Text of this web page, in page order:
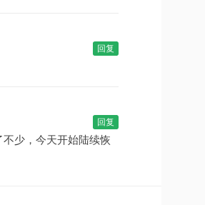
回复
回复
少，今天开始陆续恢